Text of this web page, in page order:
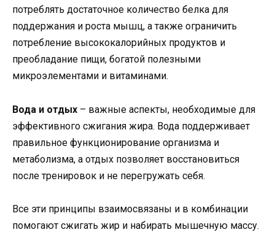
потреблять достаточное количество белка для
поддержания и роста мышц, а также ограничить
потребление высококалорийных продуктов и
преобладание пищи, богатой полезными
микроэлементами и витаминами.
Вода и отдых – важные аспекты, необходимые для
эффективного сжигания жира. Вода поддерживает
правильное функционирование организма и
метаболизма, а отдых позволяет восстановиться
после тренировок и не перегружать себя.
Все эти принципы взаимосвязаны и в комбинации
помогают сжигать жир и набирать мышечную массу.